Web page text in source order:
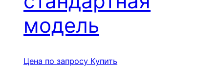
модель
Цена по запросу Купить